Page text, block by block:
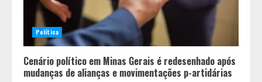
Política
Cenário político em Minas Gerais é redesenhado após
mudanças de alianças e movimentações p-artidárias
2
O esgotamento parental e os “pais
perfeitos” da internet: Como a
busca por uma criação idealizada
afeta a saúde mental da família